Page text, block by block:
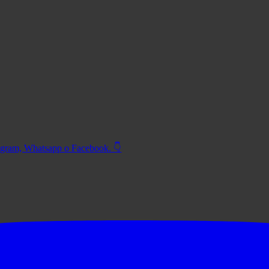
Whatsapp o Facebook. 👇